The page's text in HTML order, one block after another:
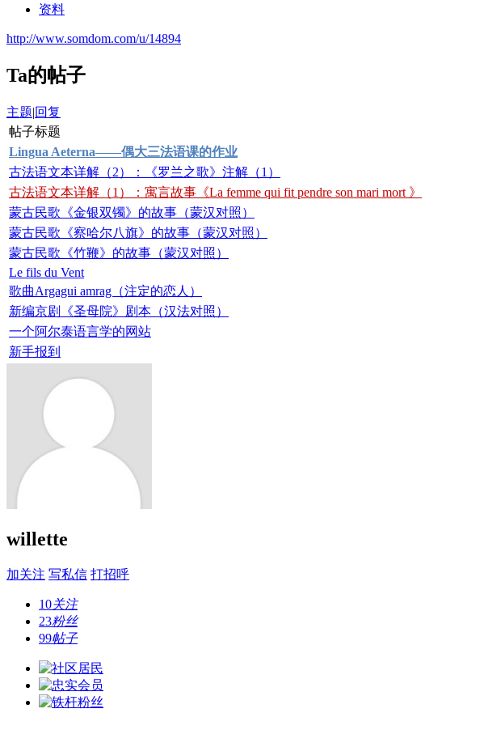
资料
http://www.somdom.com/u/14894
Ta的帖子
主题|回复
帖子标题
Lingua Aeterna——偶大三法语课的作业
古法语文本详解（2）：《罗兰之歌》注解（1）
古法语文本详解（1）：寓言故事《La femme qui fit pendre son mari mort 》
蒙古民歌《金银双镯》的故事（蒙汉对照）
蒙古民歌《察哈尔八旗》的故事（蒙汉对照）
蒙古民歌《竹鞭》的故事（蒙汉对照）
Le fils du Vent
歌曲Argagui amrag（注定的恋人）
新编京剧《圣母院》剧本（汉法对照）
一个阿尔泰语言学的网站
新手报到
willette
加关注 写私信 打招呼
10关注
23粉丝
99帖子